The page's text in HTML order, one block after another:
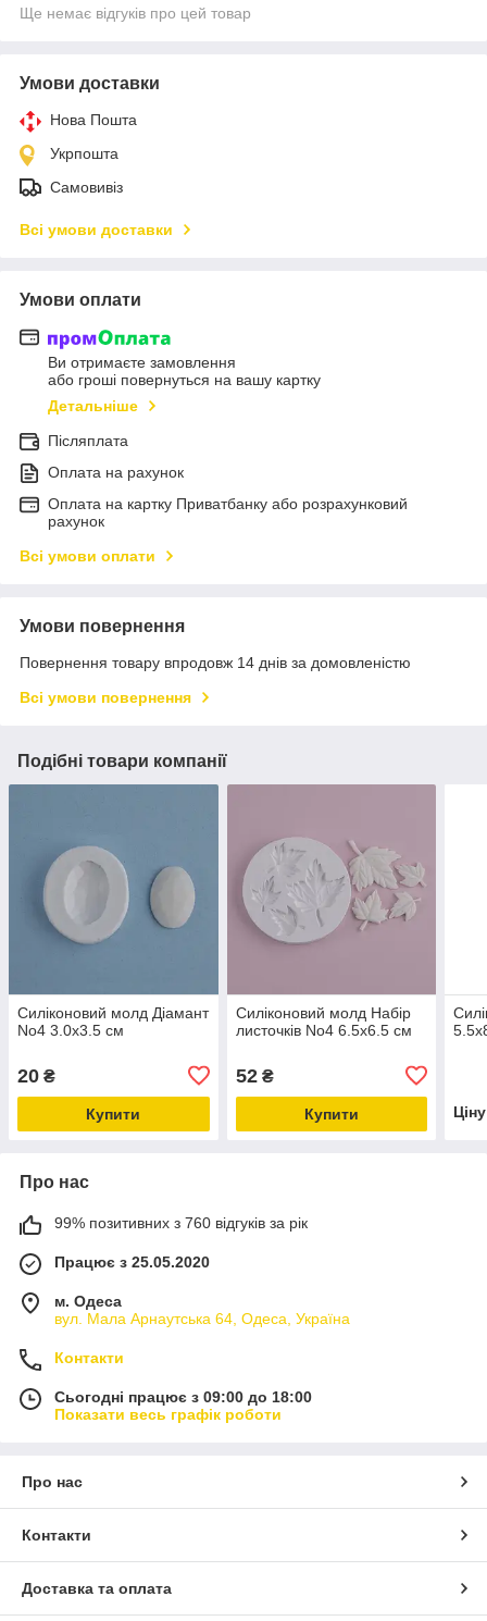
Ще немає відгуків про цей товар
Умови доставки
Нова Пошта
Укрпошта
Самовивіз
Всі умови доставки
Умови оплати
Ви отримаєте замовлення
або гроші повернуться на вашу картку
Детальніше
Післяплата
Оплата на рахунок
Оплата на картку Приватбанку або розрахунковий
рахунок
Всі умови оплати
Умови повернення
Повернення товару впродовж 14 днів за домовленістю
Всі умови повернення
Подібні товари компанії
Силіконовий молд Діамант
No4 3.0х3.5 см
20 ₴
Купити
Силіконовий молд Набір
листочків No4 6.5х6.5 см
52₴
Купити
Про нас
99% позитивних з 760 відгуків за рік
Працює з 25.05.2020
м. Одеса
вул. Мала Арнаутська 64, Одеса, Україна
Контакти
Сьогодні працює з 09:00 до 18:00
Показати весь графік роботи
Про нас
Контакти
Доставка та оплата